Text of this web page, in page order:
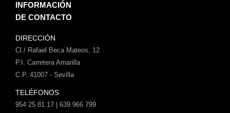
INFORMACIÓN
DE CONTACTO
DIRECCIÓN
Cl./ Rafael Beca Mateos, 12
P.I. Carretera Amarilla
C.P.:41007 - Sevilla
TELÉFONOS
954 25 81 17 | 639 966 799